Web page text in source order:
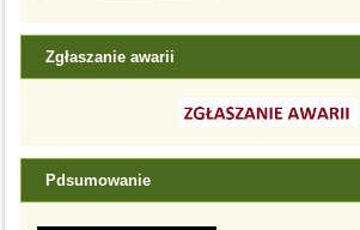
Zgłaszanie awarii
Pdsumowanie